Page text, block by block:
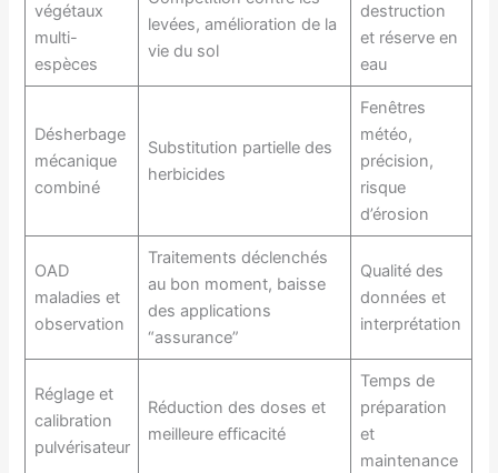
végétaux
multi-
espèces
levées, amélioration de la
vie du sol
destruction
et réserve en
eau
Désherbage
mécanique
combiné
Substitution partielle des
herbicides
Fenêtres
météo,
précision,
risque
d’érosion
OAD
maladies et
observation
Traitements déclenchés
au bon moment, baisse
des applications
“assurance”
Qualité des
données et
interprétation
Réglage et
calibration
pulvérisateur
Réduction des doses et
meilleure efficacité
Temps de
préparation
et
maintenance